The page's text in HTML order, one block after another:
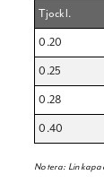
Tjockl.
0.20
0.25
0.28
0.40
Notera: